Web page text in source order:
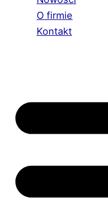
O firmie
Kontakt